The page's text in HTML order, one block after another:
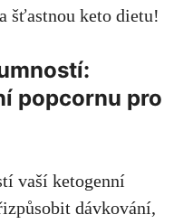
šťastnou⁤ keto dietu!
popcornu pro
vaší ketogenní
dávkování,